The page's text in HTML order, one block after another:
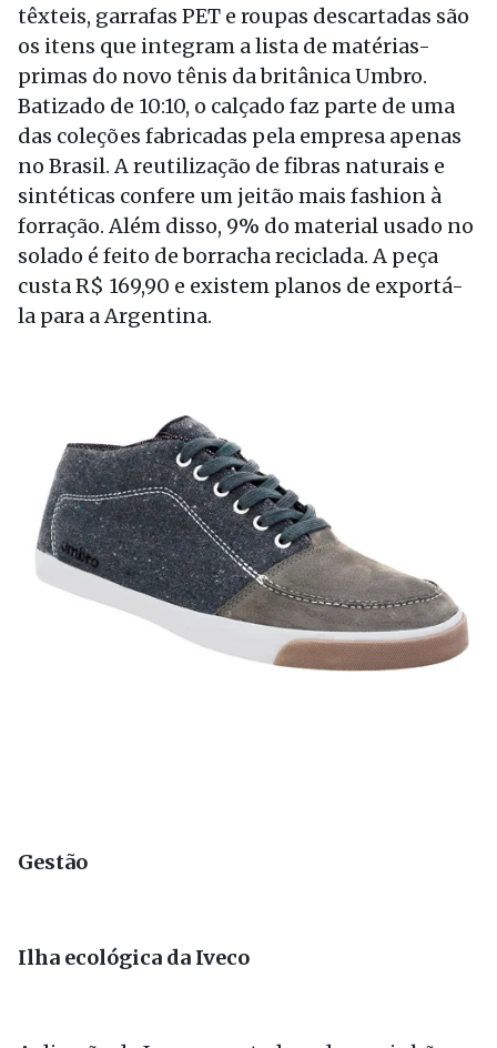
têxteis, garrafas PET e roupas descartadas são
os itens que integram a lista de matérias-
primas do novo tênis da britânica Umbro.
Batizado de 10:10, o calçado faz parte de uma
das coleções fabricadas pela empresa apenas
no Brasil. A reutilização de fibras naturais e
sintéticas confere um jeitão mais fashion à
forração. Além disso, 9% do material usado no
solado é feito de borracha reciclada. A peça
custa R$ 169,90 e existem planos de exportá-
la para a Argentina.
Gestão
Ilha ecológica da Iveco